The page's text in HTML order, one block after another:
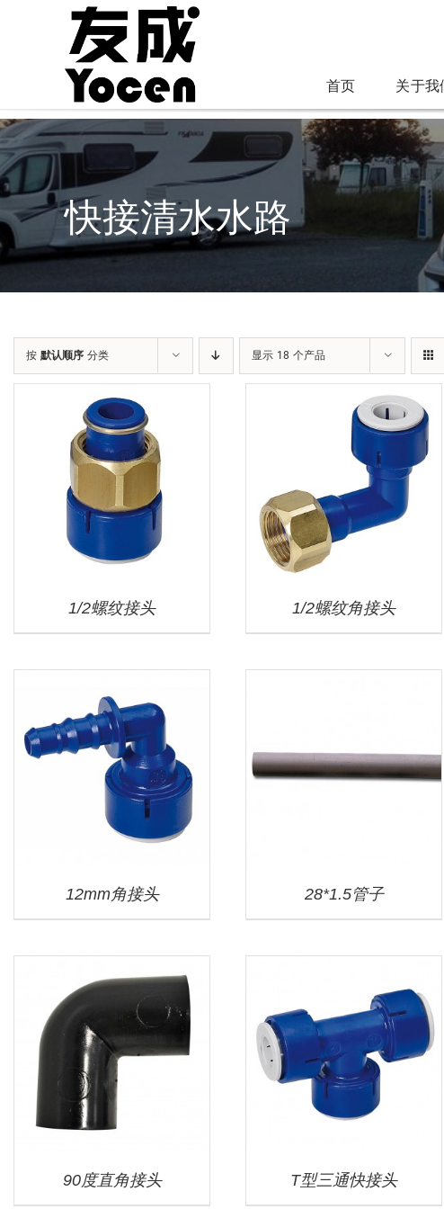
首页 关于我
快接清水水路
按 默认顺序 分类 显示 18 个产品
1/2螺纹接头 1/2螺纹角接头
12mm角接头 28*1.5管子
90度直角接头 T型三通快接头